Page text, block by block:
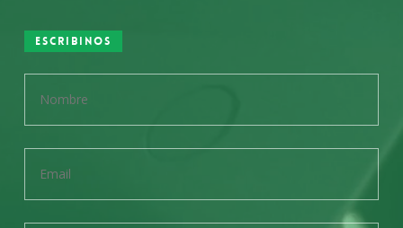
Escribinos